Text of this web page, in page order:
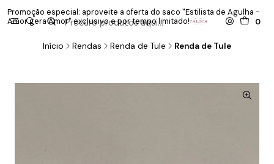
0
Promoção especial: aproveite a oferta do saco "Estilista de Agulha -
Amor gera Amor" exclusivo e por tempo limitado!
Início Rendas Renda de Tule Renda de Tule